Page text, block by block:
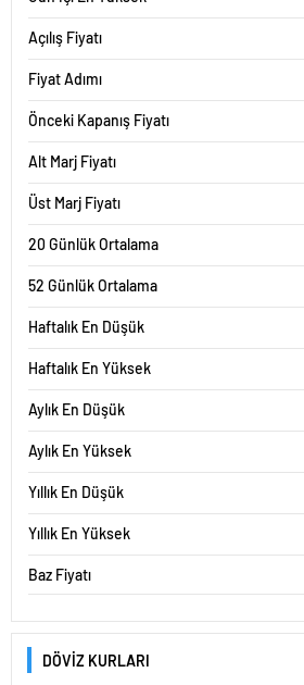
Açılış Fiyatı
Fiyat Adımı
Önceki Kapanış Fiyatı
Alt Marj Fiyatı
Üst Marj Fiyatı
20 Günlük Ortalama
52 Günlük Ortalama
Haftalık En Düşük
Haftalık En Yüksek
Aylık En Düşük
Aylık En Yüksek
Yıllık En Düşük
Yıllık En Yüksek
Baz Fiyatı
DÖVİZ KURLARI